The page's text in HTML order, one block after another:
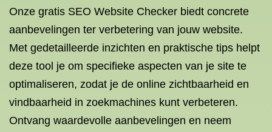
Onze gratis SEO Website Checker biedt concrete
aanbevelingen ter verbetering van jouw website.
Met gedetailleerde inzichten en praktische tips helpt
deze tool je om specifieke aspecten van je site te
optimaliseren, zodat je de online zichtbaarheid en
vindbaarheid in zoekmachines kunt verbeteren.
Ontvang waardevolle aanbevelingen en neem